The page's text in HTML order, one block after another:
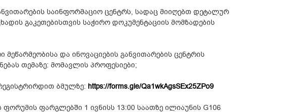
საინფორმაციო ცენტრს, სადაც მიიღებთ დეტალურ
გაკეთებისთვის საჭირო დოკუმენტაციის მომზადების
და ინოვაციების განვითარების ცენტრის
თემაზე: მომავლის პროფესიები;
ბმულზე: https://forms.gle/Qa1wkAgsSEx25ZPo9
ფარგლებში 1 ივნისს 13:00 საათზე ილიაუნის G106